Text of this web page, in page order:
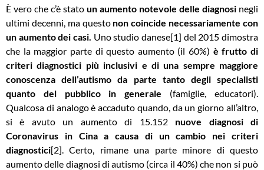
È vero che c’è stato un aumento notevole delle diagnosi negli
ultimi decenni, ma questo non coincide necessariamente con
un aumento dei casi Unostudio danese[1] del 2015 dimostra
che la maggior parte di questo aumento (il 60%) è frutto di
criteri diagnostici più inclusivi e di una sempre maggiore
conoscenza dell’autismo da parte tanto degli specialisti
quanto del pubblico in generale (famiglie, educatori).
Qualcosa di analogo è accaduto quando, da un giorno all’altro,
si è avuto un aumento di 15.152
nuove diagnosi di
Coronavirus in Cina a causa di un cambio nei criteri
diagnostici[2]. Certo, rimane una parte minore di questo
aumento delle diagnosi di autismo (circa il 40%) che non si può